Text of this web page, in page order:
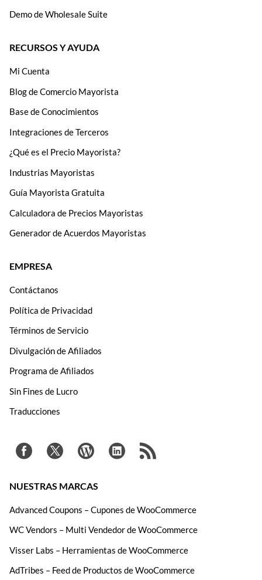
Demo de Wholesale Suite
RECURSOS Y AYUDA
Mi Cuenta
Blog de Comercio Mayorista
Base de Conocimientos
Integraciones de Terceros
¿Qué es el Precio Mayorista?
Industrias Mayoristas
Guía Mayorista Gratuita
Calculadora de Precios Mayoristas
Generador de Acuerdos Mayoristas
EMPRESA
Contáctanos
Política de Privacidad
Términos de Servicio
Divulgación de Afiliados
Programa de Afiliados
Sin Fines de Lucro
Traducciones
NUESTRAS MARCAS
Advanced Coupons – Cupones de WooCommerce
WC Vendors – Multi Vendedor de WooCommerce
Visser Labs – Herramientas de WooCommerce
AdTribes – Feed de Productos de WooCommerce